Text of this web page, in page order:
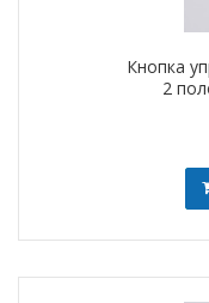
Кнопка
2